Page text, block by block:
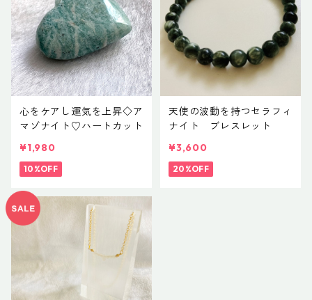
心をケアし運気を上昇◇ア
マゾナイト♡ハートカット
¥1,980
10%OFF
天使の波動を持つセラフィ
ナイト ブレスレット
¥3,600
20%OFF